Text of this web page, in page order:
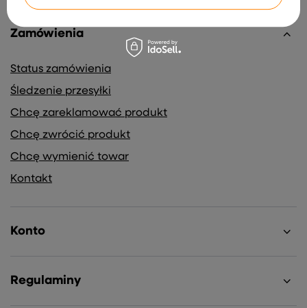
Zamówienia
Status zamówienia
Śledzenie przesyłki
Chcę zareklamować produkt
Chcę zwrócić produkt
Chcę wymienić towar
Kontakt
Konto
Regulaminy